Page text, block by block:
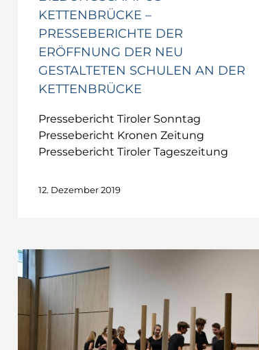
KETTENBRÜCKE –
PRESSEBERICHTE DER
ERÖFFNUNG DER NEU
GESTALTETEN SCHULEN AN DER
KETTENBRÜCKE
Pressebericht Tiroler Sonntag
Pressebericht Kronen Zeitung
Pressebericht Tiroler Tageszeitung
12. Dezember 2019